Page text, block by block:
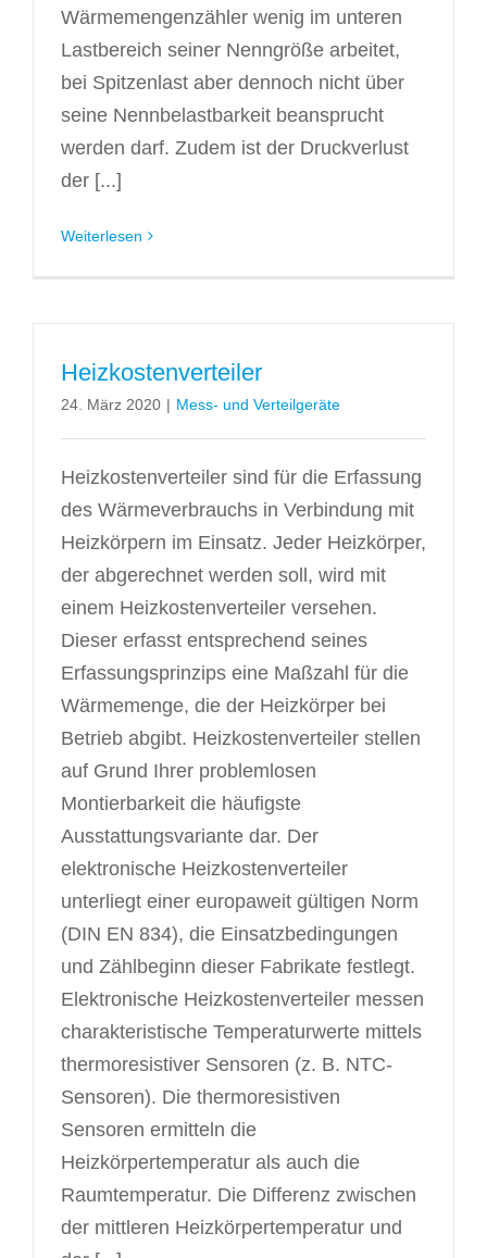
Wärmemengenzähler wenig im unteren
Lastbereich seiner Nenngröße arbeitet,
bei Spitzenlast aber dennoch nicht über
seine Nennbelastbarkeit beansprucht
werden darf. Zudem ist der Druckverlust
der [...]
Weiterlesen
Heizkostenverteiler
24. März 2020 | Mess- und Verteilgeräte
Heizkostenverteiler sind für die Erfassung
des Wärmeverbrauchs in Verbindung mit
Heizkörpern im Einsatz. Jeder Heizkörper,
der abgerechnet werden soll, wird mit
einem Heizkostenverteiler versehen.
Dieser erfasst entsprechend seines
Erfassungsprinzips eine Maßzahl für die
Wärmemenge, die der Heizkörper bei
Betrieb abgibt. Heizkostenverteiler stellen
auf Grund Ihrer problemlosen
Montierbarkeit die häufigste
Ausstattungsvariante dar. Der
elektronische Heizkostenverteiler
unterliegt einer europaweit gültigen Norm
(DIN EN 834), die Einsatzbedingungen
und Zählbeginn dieser Fabrikate festlegt.
Elektronische Heizkostenverteiler messen
charakteristische Temperaturwerte mittels
thermoresistiver Sensoren (z. B. NTC-
Sensoren). Die thermoresistiven
Sensoren ermitteln die
Heizkörpertemperatur als auch die
Raumtemperatur. Die Differenz zwischen
der mittleren Heizkörpertemperatur und